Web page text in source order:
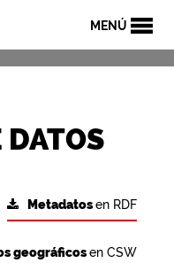
MENÚ
DATOS
Metadatosen RDF
geográficosen CSW